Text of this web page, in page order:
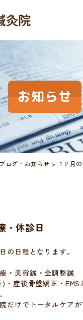
お知らせ
ブログ ・ お知らせ １２月
・休診日
の日程となります。
・美容鍼・全調整鍼
・産後骨盤矯正・EMS
だけでトータルケア